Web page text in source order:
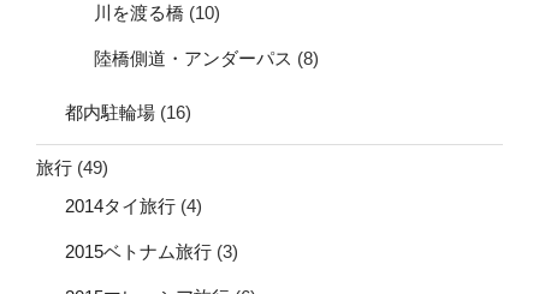
川を渡る橋 (10)
陸橋側道・アンダーパス (8)
都内駐輪場 (16)
旅行 (49)
2014タイ旅行 (4)
2015ベトナム旅行 (3)